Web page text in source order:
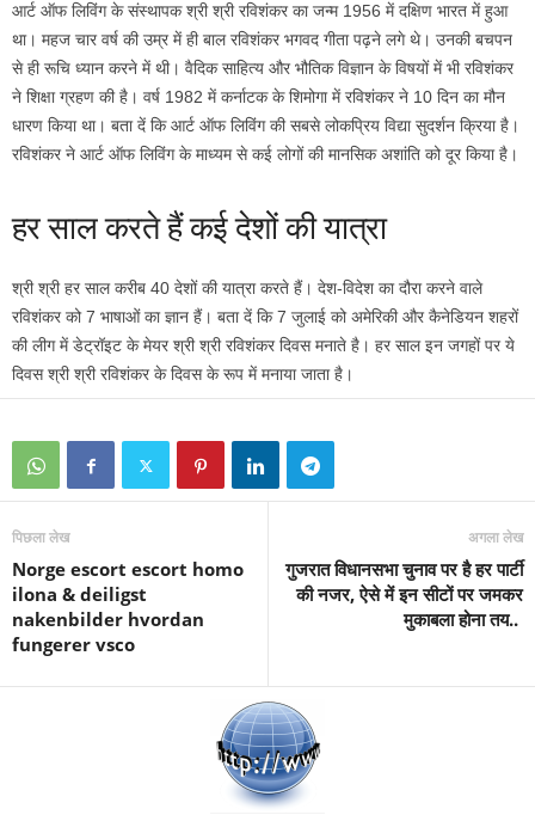
आर्ट ऑफ लिविंग के संस्थापक श्री श्री रविशंकर का जन्म 1956 में दक्षिण भारत में हुआ
था। महज चार वर्ष की उम्र में ही बाल रविशंकर भगवद गीता पढ़ने लगे थे। उनकी बचपन
से ही रूचि ध्यान करने में थी। वैदिक साहित्य और भौतिक विज्ञान के विषयों में भी रविशंकर
ने शिक्षा ग्रहण की है। वर्ष 1982 में कर्नाटक के शिमोगा में रविशंकर ने 10 दिन का मौन
धारण किया था। बता दें कि आर्ट ऑफ लिविंग की सबसे लोकप्रिय विद्या सुदर्शन क्रिया है।
रविशंकर ने आर्ट ऑफ लिविंग के माध्यम से कई लोगों की मानसिक अशांति को दूर किया है।
हर साल करते हैं कई देशों की यात्रा
श्री श्री हर साल करीब 40 देशों की यात्रा करते हैं। देश-विदेश का दौरा करने वाले
रविशंकर को 7 भाषाओं का ज्ञान हैं। बता दें कि 7 जुलाई को अमेरिकी और कैनेडियन शहरों
की लीग में डेट्रॉइट के मेयर श्री श्री रविशंकर दिवस मनाते है। हर साल इन जगहों पर ये
दिवस श्री श्री रविशंकर के दिवस के रूप में मनाया जाता है।
पिछला लेख
Norge escort escort homo
ilona & deiligst
nakenbilder hvordan
fungerer vsco
अगला लेख
गुजरात विधानसभा चुनाव पर है हर पार्टी
की नजर, ऐसे में इन सीटों पर जमकर
मुकाबला होना तय..